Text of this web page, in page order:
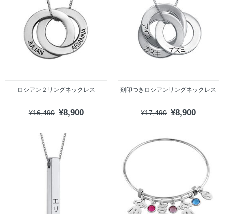
ロシアン２リングネックレス
¥16,490 ¥8,900
刻印つきロシアンリングネックレス
¥17,490 ¥8,900